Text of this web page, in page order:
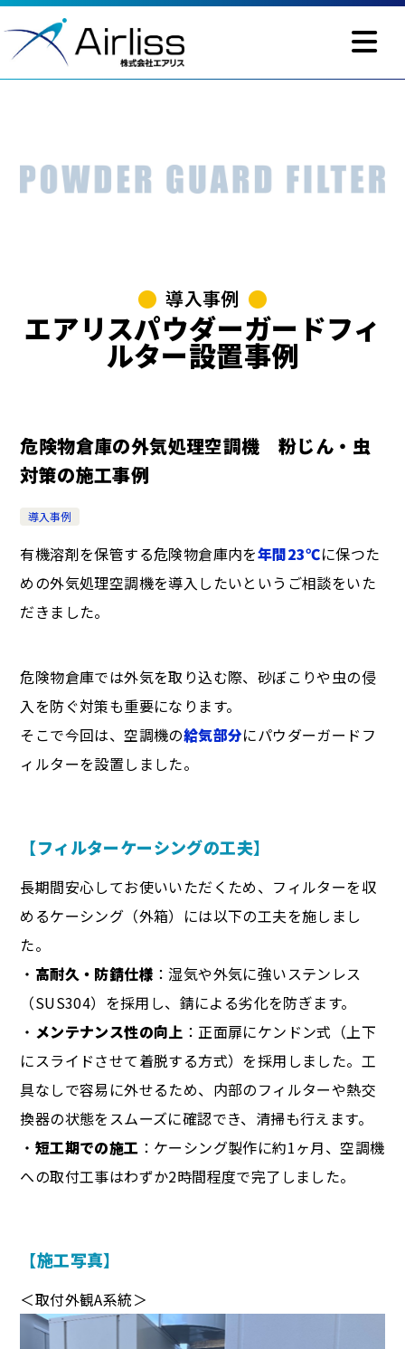
導入事例
エアリスパウダーガードフィ
ルター設置事例
危険物倉庫の外気処理空調機 粉じん・虫
対策の施工事例
導入事例
有機溶剤を保管する危険物倉庫内を年間23℃に保つた
めの外気処理空調機を導入したいというご相談をいた
だきました。
危険物倉庫では外気を取り込む際、砂ぼこりや虫の侵
入を防ぐ対策も重要になります。
そこで今回は、空調機の給気部分にパウダーガードフ
ィルターを設置しました。
【フィルターケーシングの工夫】
長期間安心してお使いいただくため、フィルターを収
めるケーシング（外箱）には以下の工夫を施しまし
た。
・ 高耐久・防錆仕様 ：湿気や外気に強いステンレス
（SUS304）を採用し、錆による劣化を防ぎます。
・ メンテナンス性の向上 ：正面扉にケンドン式（上下
にスライドさせて着脱する方式）を採用しました。工
具なしで容易に外せるため、内部のフィルターや熱交
換器の状態をスムーズに確認でき、清掃も行えます。
・ 短工期での施工 ：ケーシング製作に約1ヶ月、空調機
への取付工事はわずか2時間程度で完了しました。
【施工写真】
＜取付外観A系統＞